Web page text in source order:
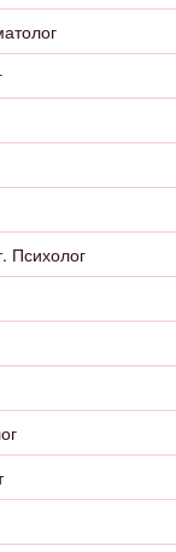
Психолог